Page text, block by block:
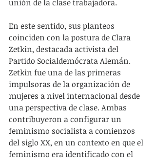
unión de la clase trabajadora.
En este sentido, sus planteos
coinciden con la postura de Clara
Zetkin, destacada activista del
Partido Socialdemócrata Alemán.
Zetkin fue una de las primeras
impulsoras de la organización de
mujeres a nivel internacional desde
una perspectiva de clase. Ambas
contribuyeron a configurar un
feminismo socialista a comienzos
del siglo XX, en un contexto en que el
feminismo era identificado con el